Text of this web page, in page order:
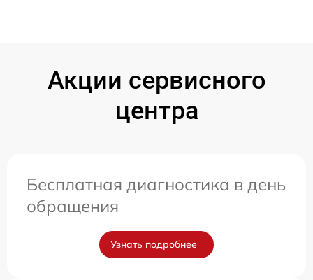
Акции сервисного
центра
Бесплатная диагностика в день
обращения
Узнать подробнее